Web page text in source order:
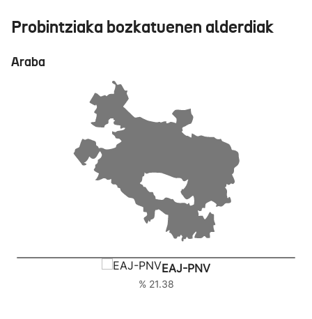
Probintziaka bozkatuenen alderdiak
Araba
EAJ-PNV
% 21.38